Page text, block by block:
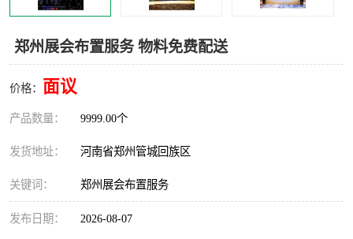
郑州展会布置服务 物料免费配送
价格： 面议
产品数量： 9999.00个
发货地址： 河南省郑州管城回族区
关键词： 郑州展会布置服务
发布日期： 2026-08-07